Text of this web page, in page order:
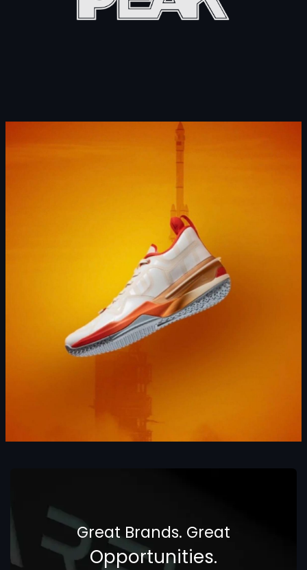
Great Brands. Great
Opportunities.